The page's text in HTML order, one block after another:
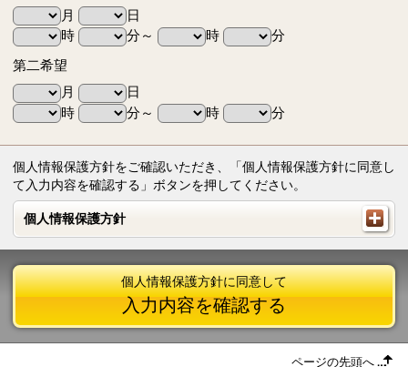
月
日
時
分～ 時
分
第二希望
月
日
時
分～ 時 分
個人情報保護方針をご確認いただき、「個人情報保護方針に同意し
て入力内容を確認する」ボタンを押してください。
個人情報保護方針
個人情報保護方針
個人情報保護方針に同意して
入力内容を確認する
ページの先頭へ